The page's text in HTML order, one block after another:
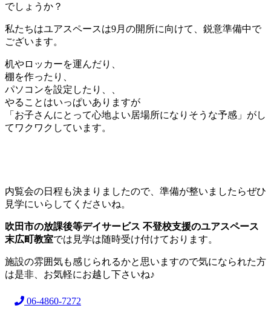
でしょうか？
私たちはユアスペースは9月の開所に向けて、鋭意準備中で
ございます。
机やロッカーを運んだり、
棚を作ったり、
パソコンを設定したり、、
やることはいっぱいありますが
「お子さんにとって心地よい居場所になりそうな予感」がし
てワクワクしています。
内覧会の日程も決まりましたので、準備が整いましたらぜひ
見学にいらしてくださいね。
吹田市の放課後等デイサービス 不登校支援のユアスペース
末広町教室では見学は随時受け付けております。
施設の雰囲気も感じられるかと思いますので気になられた方
は是非、お気軽にお越し下さいね♪
06-4860-7272